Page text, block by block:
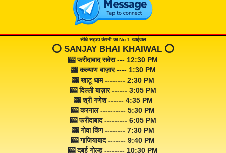
सीधे सट्टा कंपनी का No 1 खाईवाल
⭕️ SANJAY BHAI KHAIWAL ⭕️
🎰 फरीदाबाद सवेरा --- 12:30 PM
🎰 कल्याण बाज़ार ---- 1:30 PM
🎰 खाटू धाम -------- 2:30 PM
🎰 दिल्ली बाज़ार ------ 3:05 PM
🎰 श्री गणेश ------ 4:35 PM
🎰 करनाल ---------- 5:30 PM
🎰 फरीदाबाद --------- 6:05 PM
🎰 गोवा किंग -------- 7:30 PM
🎰 गाजियाबाद ------- 9:40 PM
🎰 दुबई गोल्ड -------- 10:30 PM